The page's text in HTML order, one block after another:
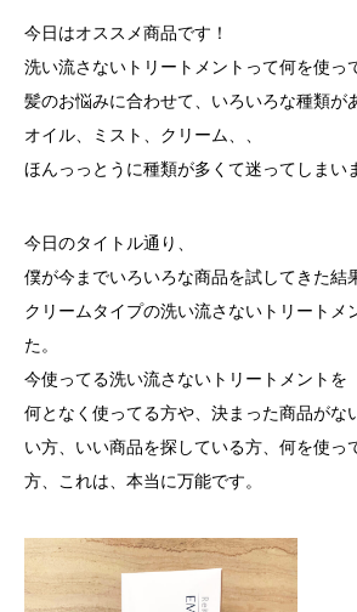
今日はオススメ商品です！
洗い流さないトリートメントって何を使っ
髪のお悩みに合わせて、いろいろな種類が
オイル、ミスト、クリーム、、
ほんっっとうに種類が多くて迷ってしまい
今日のタイトル通り、
僕が今までいろいろな商品を試してきた結
クリームタイプの洗い流さないトリートメ
た。
今使ってる洗い流さないトリートメントを
何となく使ってる方や、決まった商品がな
い方、いい商品を探している方、何を使っ
方、これは、本当に万能です。